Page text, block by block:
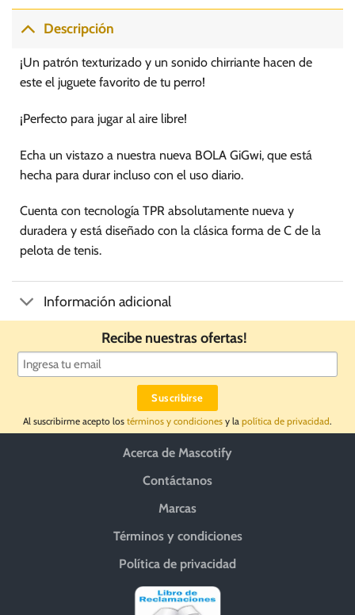
Descripción
¡Un patrón texturizado y un sonido chirriante hacen de
este el juguete favorito de tu perro!
¡Perfecto para jugar al aire libre!
Echa un vistazo a nuestra nueva BOLA GiGwi, que está
hecha para durar incluso con el uso diario.
Cuenta con tecnología TPR absolutamente nueva y
duradera y está diseñado con la clásica forma de C de la
pelota de tenis.
Información adicional
Recibe nuestras ofertas!
Al suscribirme acepto los términos y condiciones y la política de privacidad.
Acerca de Mascotify
Contáctanos
Marcas
Términos y condiciones
Política de privacidad